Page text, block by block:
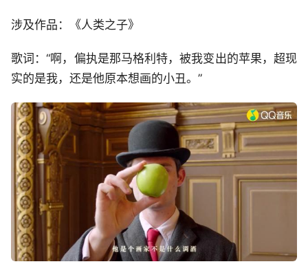
涉及作品：《人类之子》
歌词：“啊，偏执是那马格利特，被我变出的苹果，超现
实的是我，还是他原本想画的小丑。”